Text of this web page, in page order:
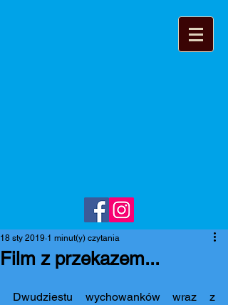
Film z przekazem...
18 sty 2019 1 minut(y) czytania
Dwudziestu wychowanków wraz z